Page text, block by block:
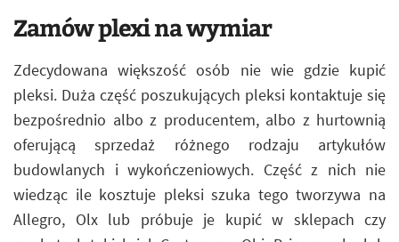
Zamów plexi na wymiar
Zdecydowana większość osób nie wie gdzie kupić
pleksi. Duża część poszukujących pleksi kontaktuje się
bezpośrednio albo z producentem, albo z hurtownią
oferującą sprzedaż różnego rodzaju artykułów
budowlanych i wykończeniowych. Część z nich nie
wiedząc ile kosztuje pleksi szuka tego tworzywa na
Allegro, Olx lub próbuje je kupić w sklepach czy